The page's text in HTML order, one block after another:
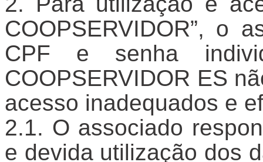
COOPSERVIDOR”, o
CPF e senha
COOPSERVIDOR ES
acesso inadequados e
O associado
e devida utilização dos